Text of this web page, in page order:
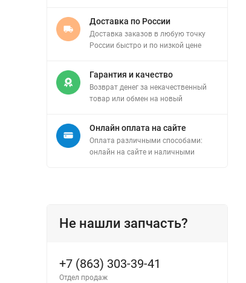
Доставка по России
Доставка заказов в любую точку
России быстро и по низкой цене
Гарантия и качество
Возврат денег за некачественный
товар или обмен на новый
Онлайн оплата на сайте
Оплата различными способами:
онлайн на сайте и наличными
Не нашли запчасть?
+7 (863) 303-39-41
Отдел продаж